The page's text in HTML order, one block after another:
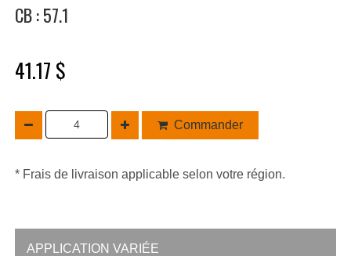
CB : 57.1
41.17 $
Commander
* Frais de livraison applicable selon votre région.
APPLICATION VARIÉE